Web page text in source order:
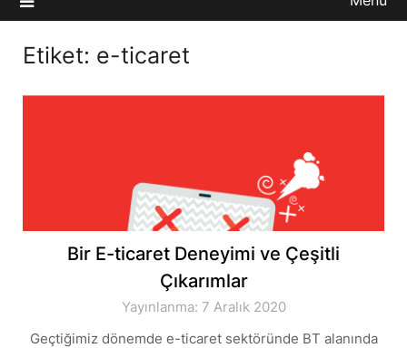
Etiket: e-ticaret
Bir E-ticaret Deneyimi ve Çeşitli
Çıkarımlar
Yayınlanma: 7 Aralık 2020
Geçtiğimiz dönemde e-ticaret sektöründe BT alanında